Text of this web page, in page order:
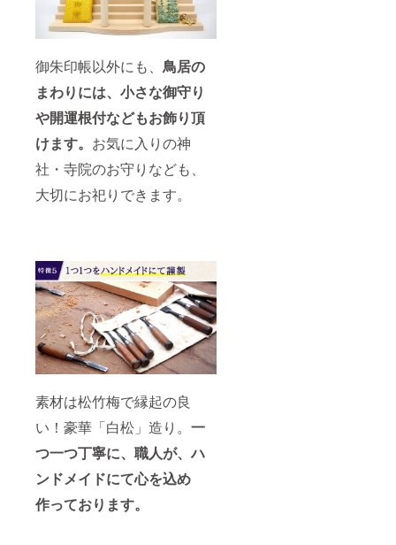
御朱印帳以外にも、 鳥居の
まわりには、 小さな御守り
や開運根付などもお飾り頂
けます。 お気に入りの神
社・寺院のお守りなども、
大切にお祀りできます。
素材は松竹梅で縁起の良
い！豪華「白松」造り。 一
つ一つ丁寧に、職人が、ハ
ンドメイドにて心を込め
作っております。